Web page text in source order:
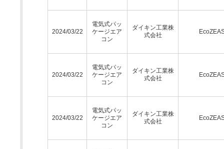
2024/03/22
電気式パッ
ケージエア
コン
ダイキン工業株
式会社
2024/03/22
電気式パッ
ケージエア
コン
ダイキン工業株
式会社
2024/03/22
電気式パッ
ケージエア
コン
ダイキン工業株
式会社